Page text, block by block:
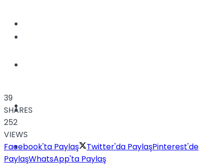
Yaşam
Dünya
Türkiye
39
SHARES
252
VIEWS
Facebook'ta Paylaş
Twitter'da PaylaşPinterest'de
PaylaşWhatsApp'ta Paylaş